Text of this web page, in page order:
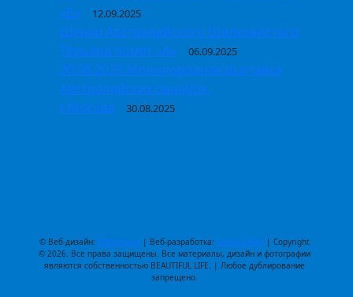
«Б»
12.09.2025
Щенки Австралийского Шелковистого
Терьера помет «А»
06.09.2025
30.08.2025 Монопородная выставка
Австралийских овчарок,
г.Москва
30.08.2025
© Веб-дизайн:WEBenzing | Веб-разработка: StaminaWeb | Copyright
© 2026. Все права защищены. Все материалы, дизайн и фотографии
являются собственностью BEAUTIFUL LIFE. | Любое дублирование
запрещено.